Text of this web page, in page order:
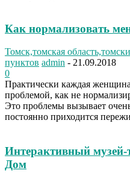
Как нормализовать
Томск,томская
пунктов admin - 21.09.2018
0
Практически каждая женщина
проблемой, как не
Это проблемы вызывает
постоянно приходится
Интерактивный музей-
Дом